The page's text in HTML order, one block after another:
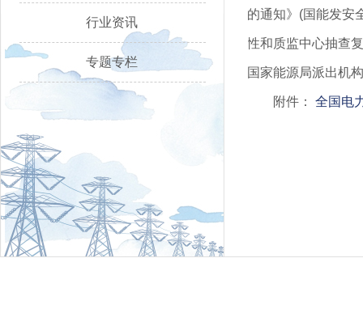
行业资讯
专题专栏
的通知》(国能发安
性和质监中心抽查
国家能源局派出机
附件：全国电